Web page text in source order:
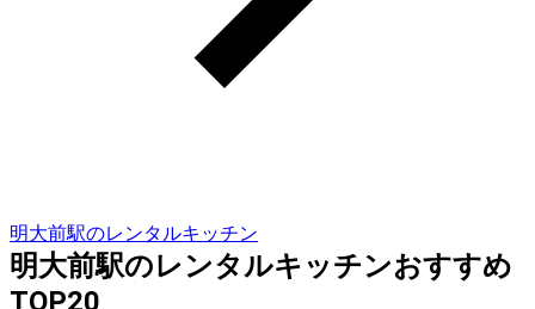
明大前駅のレンタルキッチン
明大前駅のレンタルキッチンおすすめ
TOP20